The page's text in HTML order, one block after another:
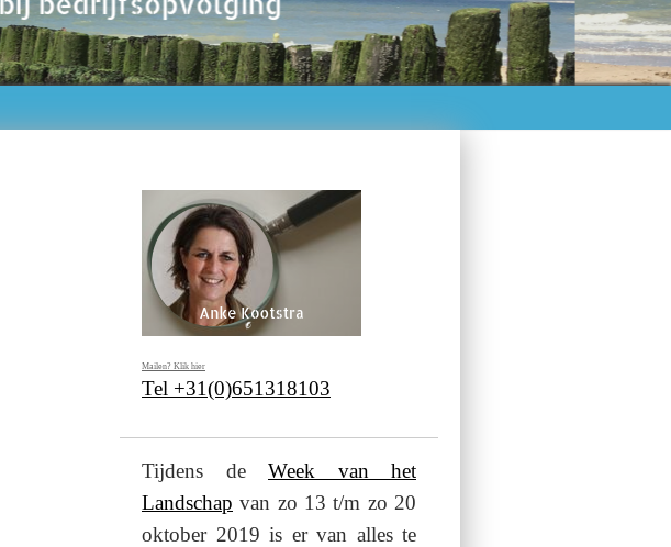
Mailen? Klik hier
Tel +31(0)651318103
Tijdens de Week van het
Landschap van zo 13 t/m zo 20
oktober 2019 is er van alles te